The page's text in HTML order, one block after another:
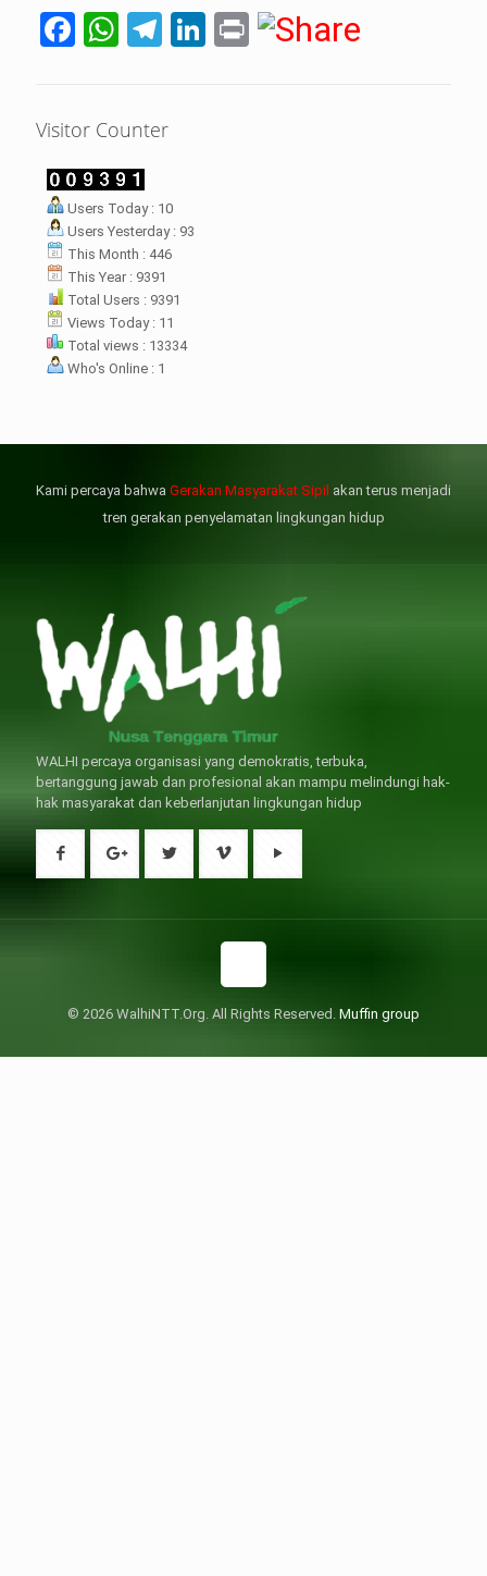
Facebook
WhatsApp
Telegram
LinkedIn
Print
Visitor Counter
Users Today : 10
Users Yesterday : 93
This Month : 446
This Year : 9391
Total Users : 9391
Views Today : 11
Total views : 13334
Who's Online : 1
Desak
masyarakat dua desa
bukan merupakan
pertama ke
ATR/ BPN. Warga
kunjungan kali ini membuat
ATR/BPN
penyelesaian
agraria di desa mereka.
壯陽藥台灣購物
情感來說不管是ED患者自己還
性生活肯定都是非常不滿意的，
而鋼, 因此只要了解避免了以上禁
症，現有的臨床經驗來看，在醫
犀利士壯陽藥線上購買
康、動脈血管健康，使心臟動泵
窄，從而引起器質性勃起功能障
（陽痿）。犀利士 的副作用類
，所以亦會加重犀利士副作用症
Kami percaya bahwa Gerakan Masyarakat Sipil akan terus menjadi
tren gerakan penyelamatan lingkungan hidup
WALHI percaya organisasi yang demokratis, terbuka,
bertanggung jawab dan profesional akan mampu melindungi hak-
hak masyarakat dan keberlanjutan lingkungan hidup
© 2026 WalhiNTT.Org. All Rights Reserved. Muffin group